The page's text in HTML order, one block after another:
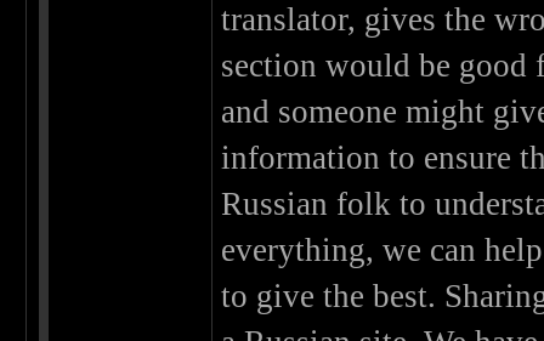
translator, gives the
section would be good
and someone might
information to ensure
Russian folk to
everything, we can
to give the best.